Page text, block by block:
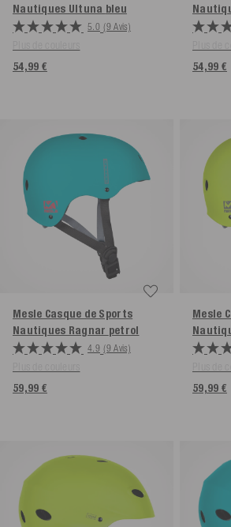
Nautiques Ultuna bleu
5.0 (9 Avis)
54,99 € 54,99 €
Mesle Casque de Sports
Nautiques Ragnar petrol
4.9 (9 Avis)
59,99 €
Mesle
59,99 €